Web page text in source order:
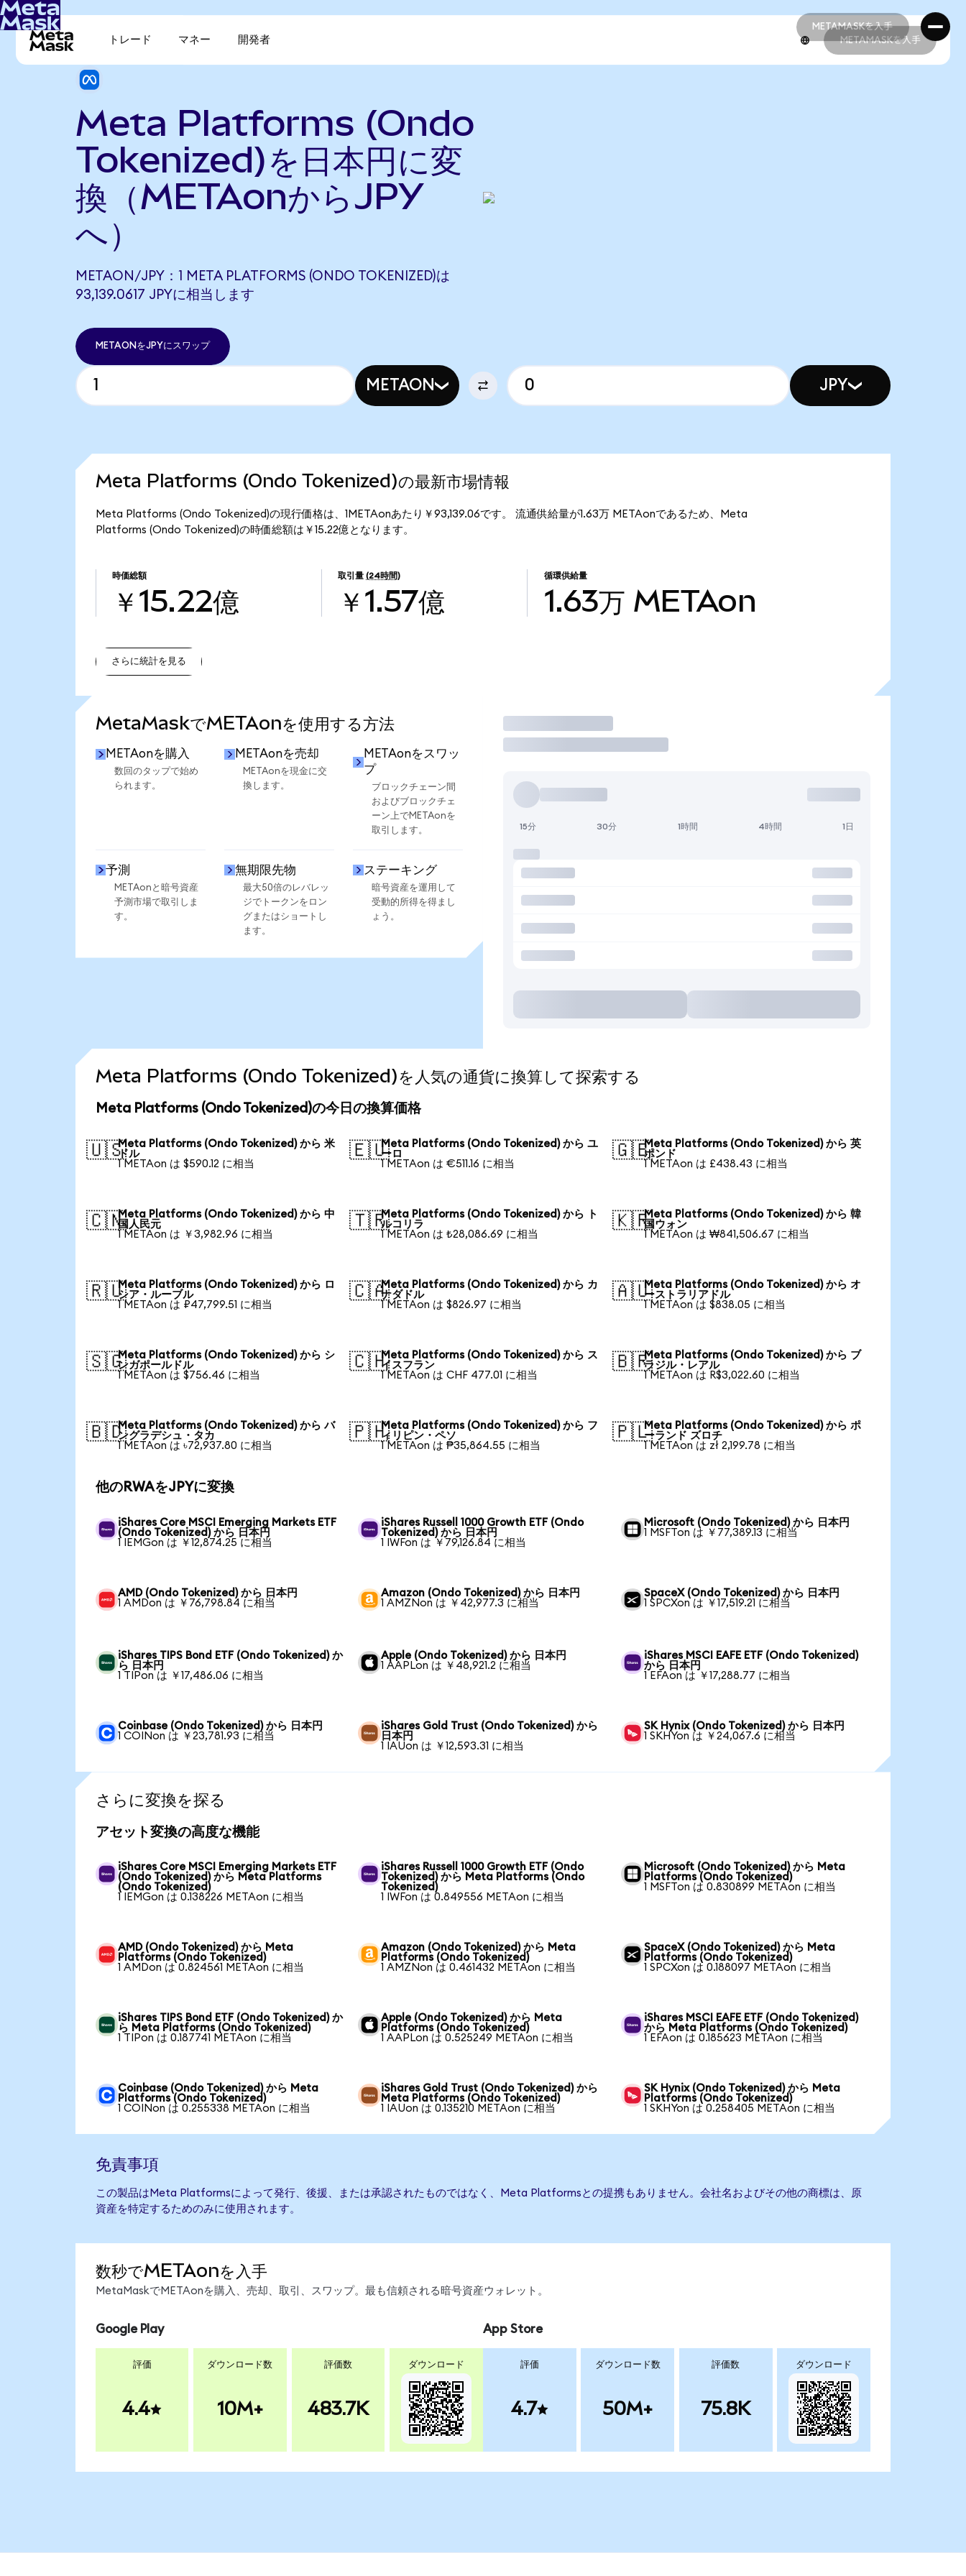
METAMASKを入手
METAMASKを入手
トレード マネー 開発者 METAMASKを入手
Meta Platforms (Ondo
Tokenized)を日本円に変
換（METAonからJPY
へ）
METAON/JPY：1 META PLATFORMS (ONDO TOKENIZED)は
93,139.0617 JPYに相当します
METAONをJPYにスワップ
METAON JPY
Meta Platforms (Ondo Tokenized)の最新市場情報
Meta Platforms (Ondo Tokenized)の現行価格は、1METAonあたり￥93,139.06です。 流通供給量が1.63万 METAonであるため、Meta
Platforms (Ondo Tokenized)の時価総額は￥15.22億となります。
時価総額
￥15.22億
取引量 (24時間)
￥1.57億
循環供給量
1.63万 METAon
さらに統計を見る
MetaMaskでMETAonを使用する方法
METAonを購入
数回のタップで始め
られます。
METAonを売却
METAonを現金に交
換します。
METAonをスワッ
プ
ブロックチェーン間
およびブロックチェ
ーン上でMETAonを
取引します。
予測
METAonと暗号資産
予測市場で取引しま
す。
無期限先物
最大50倍のレバレッ
ジでトークンをロン
グまたはショートし
ます。
ステーキング
暗号資産を運用して
受動的所得を得まし
ょう。
取引
15分 30分 1時間 4時間 1日
Meta Platforms (Ondo Tokenized)を人気の通貨に換算して探索する
Meta Platforms (Ondo Tokenized)の今日の換算価格
🇺🇸Meta Platforms (Ondo Tokenized) から 米
ドル
1 METAon は $590.12 に相当
🇪🇺Meta Platforms (Ondo Tokenized) から ユ
ーロ
1 METAon は €511.16 に相当
🇬🇧Meta Platforms (Ondo Tokenized) から 英
ポンド
1 METAon は £438.43 に相当
🇨🇳Meta Platforms (Ondo Tokenized) から 中
国人民元
1 METAon は ￥3,982.96 に相当
🇹🇷Meta Platforms (Ondo Tokenized) から ト
ルコリラ
1 METAon は ₺28,086.69 に相当
🇰🇷Meta Platforms (Ondo Tokenized) から 韓
国ウォン
1 METAon は ₩841,506.67 に相当
🇷🇺Meta Platforms (Ondo Tokenized) から ロ
シア・ルーブル
1 METAon は ₽47,799.51 に相当
🇨🇦Meta Platforms (Ondo Tokenized) から カ
ナダドル
1 METAon は $826.97 に相当
🇦🇺Meta Platforms (Ondo Tokenized) から オ
ーストラリアドル
1 METAon は $838.05 に相当
🇸🇬Meta Platforms (Ondo Tokenized) から シ
ンガポールドル
1 METAon は $756.46 に相当
🇨🇭Meta Platforms (Ondo Tokenized) から ス
イスフラン
1 METAon は CHF 477.01 に相当
🇧🇷Meta Platforms (Ondo Tokenized) から ブ
ラジル・レアル
1 METAon は R$3,022.60 に相当
🇧🇩Meta Platforms (Ondo Tokenized) から バ
ングラデシュ・タカ
1 METAon は ৳72,937.80 に相当
🇵🇭Meta Platforms (Ondo Tokenized) から フ
ィリピン・ペソ
1 METAon は ₱35,864.55 に相当
🇵🇱Meta Platforms (Ondo Tokenized) から ポ
ーランド ズロチ
1 METAon は zł 2,199.78 に相当
他のRWAをJPYに変換
iShares Core MSCI Emerging Markets ETF
(Ondo Tokenized) から 日本円
1 IEMGon は ￥12,874.25 に相当
iShares Russell 1000 Growth ETF (Ondo
Tokenized) から 日本円
1 IWFon は ￥79,126.84 に相当
Microsoft (Ondo Tokenized) から 日本円
1 MSFTon は ￥77,389.13 に相当
AMD (Ondo Tokenized) から 日本円
1 AMDon は ￥76,798.84 に相当
Amazon (Ondo Tokenized) から 日本円
1 AMZNon は ￥42,977.3 に相当
SpaceX (Ondo Tokenized) から 日本円
1 SPCXon は ￥17,519.21 に相当
iShares TIPS Bond ETF (Ondo Tokenized) か
ら 日本円
1 TIPon は ￥17,486.06 に相当
Apple (Ondo Tokenized) から 日本円
1 AAPLon は ￥48,921.2 に相当
iShares MSCI EAFE ETF (Ondo Tokenized)
から 日本円
1 EFAon は ￥17,288.77 に相当
Coinbase (Ondo Tokenized) から 日本円
1 COINon は ￥23,781.93 に相当
iShares Gold Trust (Ondo Tokenized) から
日本円
1 IAUon は ￥12,593.31 に相当
SK Hynix (Ondo Tokenized) から 日本円
1 SKHYon は ￥24,067.6 に相当
さらに変換を探る
アセット変換の高度な機能
iShares Core MSCI Emerging Markets ETF
(Ondo Tokenized) から Meta Platforms
(Ondo Tokenized)
1 IEMGon は 0.138226 METAon に相当
iShares Russell 1000 Growth ETF (Ondo
Tokenized) から Meta Platforms (Ondo
Tokenized)
1 IWFon は 0.849556 METAon に相当
Microsoft (Ondo Tokenized) から Meta
Platforms (Ondo Tokenized)
1 MSFTon は 0.830899 METAon に相当
AMD (Ondo Tokenized) から Meta
Platforms (Ondo Tokenized)
1 AMDon は 0.824561 METAon に相当
Amazon (Ondo Tokenized) から Meta
Platforms (Ondo Tokenized)
1 AMZNon は 0.461432 METAon に相当
SpaceX (Ondo Tokenized) から Meta
Platforms (Ondo Tokenized)
1 SPCXon は 0.188097 METAon に相当
iShares TIPS Bond ETF (Ondo Tokenized) か
ら Meta Platforms (Ondo Tokenized)
1 TIPon は 0.187741 METAon に相当
Apple (Ondo Tokenized) から Meta
Platforms (Ondo Tokenized)
1 AAPLon は 0.525249 METAon に相当
iShares MSCI EAFE ETF (Ondo Tokenized)
から Meta Platforms (Ondo Tokenized)
1 EFAon は 0.185623 METAon に相当
Coinbase (Ondo Tokenized) から Meta
Platforms (Ondo Tokenized)
1 COINon は 0.255338 METAon に相当
iShares Gold Trust (Ondo Tokenized) から
Meta Platforms (Ondo Tokenized)
1 IAUon は 0.135210 METAon に相当
SK Hynix (Ondo Tokenized) から Meta
Platforms (Ondo Tokenized)
1 SKHYon は 0.258405 METAon に相当
免責事項
この製品はMeta Platformsによって発行、後援、または承認されたものではなく、Meta Platformsとの提携もありません。会社名およびその他の商標は、原
資産を特定するためのみに使用されます。
数秒でMETAonを入手
MetaMaskでMETAonを購入、売却、取引、スワップ。最も信頼される暗号資産ウォレット。
Google Play
評価
4.4
ダウンロード数
10M+
評価数
483.7K
ダウンロード
App Store
評価
4.7
ダウンロード数
50M+
評価数
75.8K
ダウンロード